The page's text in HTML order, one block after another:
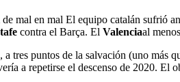
de mal en mal El equipo catalán sufrió
contra el Barça. El Valenciaal
a tres puntos de la salvación (uno más
a repetirse el descenso de 2020. El